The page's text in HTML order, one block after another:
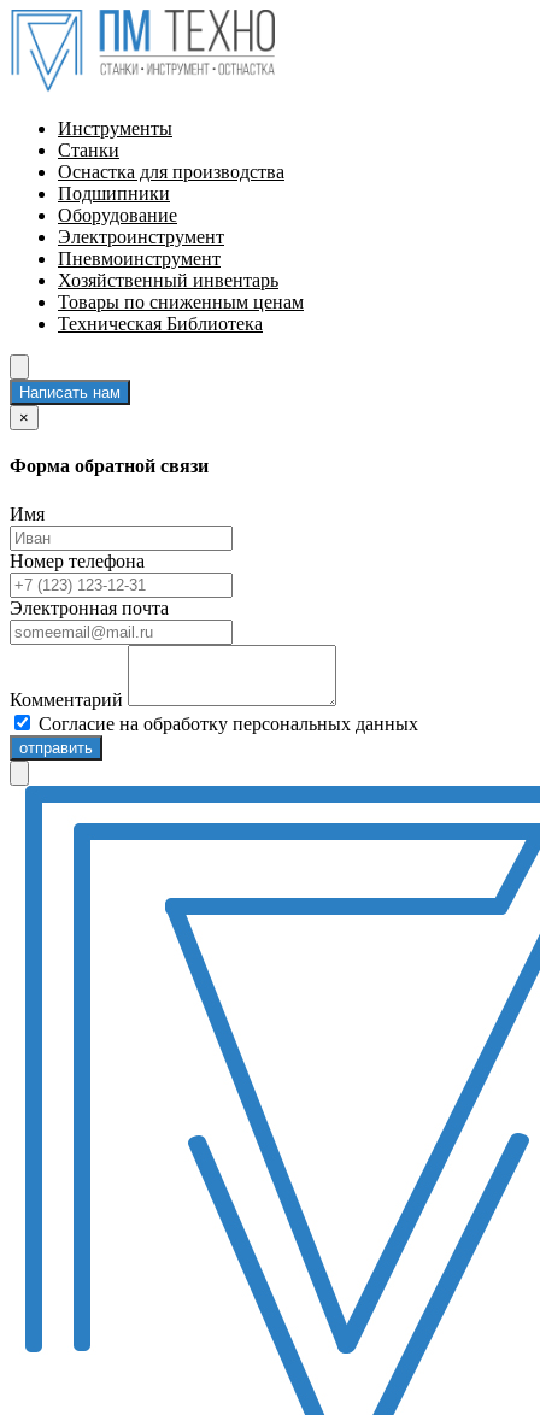
Инструменты
Станки
Оснастка для производства
Подшипники
Оборудование
Электроинструмент
Пневмоинструмент
Хозяйственный инвентарь
Товары по сниженным ценам
Техническая Библиотека
Написать нам
×
Форма обратной связи
Имя
Номер телефона
Электронная почта
Комментарий
Согласие на обработку персональных данных
отправить